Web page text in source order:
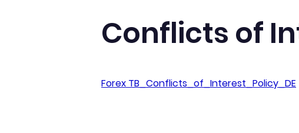
Conflicts of
Forex TB_Conflicts_of_Interest_Policy_DE